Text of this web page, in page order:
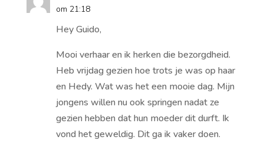
om 21:18
Hey Guido,
Mooi verhaar en ik herken die bezorgdheid.
Heb vrijdag gezien hoe trots je was op haar
en Hedy. Wat was het een mooie dag. Mijn
jongens willen nu ook springen nadat ze
gezien hebben dat hun moeder dit durft. Ik
vond het geweldig. Dit ga ik vaker doen.